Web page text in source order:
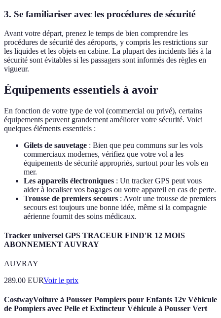
3. Se familiariser avec les procédures de sécurité
Avant votre départ, prenez le temps de bien comprendre les
procédures de sécurité des aéroports, y compris les restrictions sur
les liquides et les objets en cabine. La plupart des incidents liés à la
sécurité sont évitables si les passagers sont informés des règles en
vigueur.
Équipements essentiels à avoir
En fonction de votre type de vol (commercial ou privé), certains
équipements peuvent grandement améliorer votre sécurité. Voici
quelques éléments essentiels :
Gilets de sauvetage : Bien que peu communs sur les vols
commerciaux modernes, vérifiez que votre vol a les
équipements de sécurité appropriés, surtout pour les vols en
mer.
Les appareils électroniques : Un tracker GPS peut vous
aider à localiser vos bagages ou votre appareil en cas de perte.
Trousse de premiers secours : Avoir une trousse de premiers
secours est toujours une bonne idée, même si la compagnie
aérienne fournit des soins médicaux.
Tracker universel GPS TRACEUR FIND'R 12 MOIS
ABONNEMENT AUVRAY
AUVRAY
289.00 EURVoir le prix
CostwayVoiture à Pousser Pompiers pour Enfants 12v Véhicule
de Pompiers avec Pelle et Extincteur Véhicule à Pousser Vert